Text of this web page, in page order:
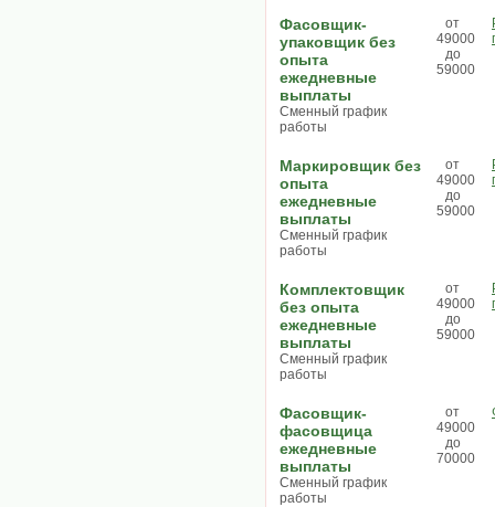
Фасовщик-
упаковщик без
опыта
ежедневные
выплаты
Сменный график
работы
от
49000
до
59000
Маркировщик без
опыта
ежедневные
выплаты
Сменный график
работы
от
49000
до
59000
Комплектовщик
без опыта
ежедневные
выплаты
Сменный график
работы
от
49000
до
59000
Фасовщик-
фасовщица
ежедневные
выплаты
Сменный график
работы
от
49000
до
70000